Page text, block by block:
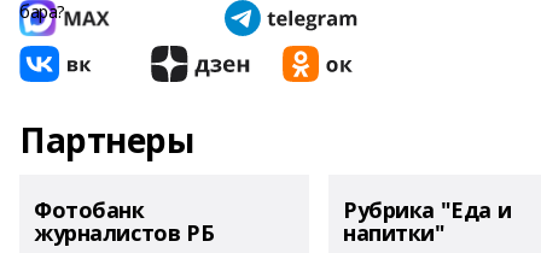
Партнеры
Фотобанк
журналистов РБ
Рубрика "Еда и
напитки"